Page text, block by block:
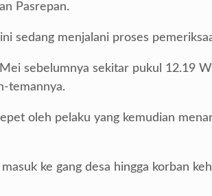
Pasrepan.
sedang menjalani proses
sebelumnya sekitar pukul 12.19
temannya.
oleh pelaku yang kemudian
ke gang desa hingga korban